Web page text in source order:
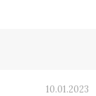
10.01.2023